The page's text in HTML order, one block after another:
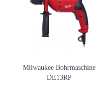
Milwaukee Bohrmaschine
DE13RP